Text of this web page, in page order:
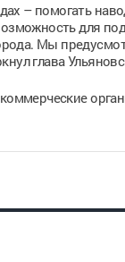
– помогать
для
Мы
глава